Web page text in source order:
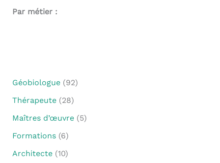
Par métier :
Géobiologue(92)
Thérapeute(28)
Maîtres d’œuvre(5)
Formations(6)
Architecte(10)